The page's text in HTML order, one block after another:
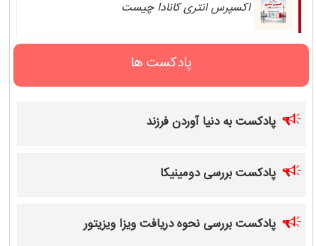
اکسپرس انتری کانادا چیست
پادکست ها
پادکست به دنیا آوردن فرزند
پادکست بررسی دومینیکا
پادکست بررسی نحوه دریافت ویزا ویزیتور